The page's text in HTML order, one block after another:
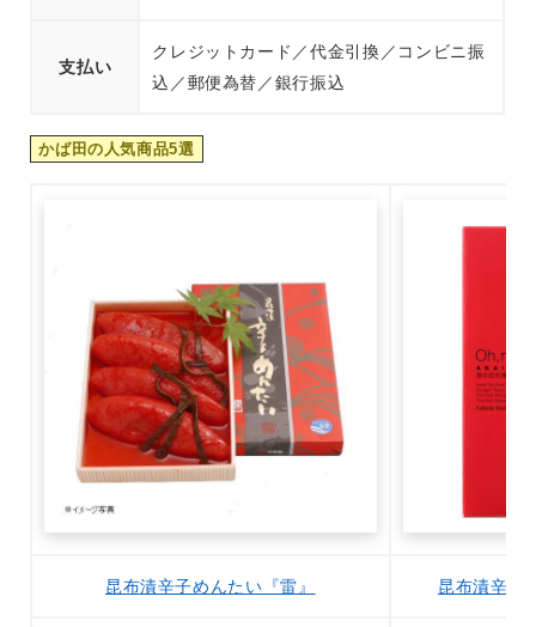
支払い
クレジットカード／代金引換／コンビニ振
込／郵便為替／銀行振込
かば田の人気商品5選
昆布漬辛子めんたい『雷』 昆布漬辛子